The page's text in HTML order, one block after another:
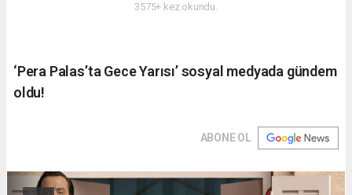
3575+ kez okundu.
‘Pera Palas’ta Gece Yarısı’ sosyal medyada gündem
oldu!
ABONE OL